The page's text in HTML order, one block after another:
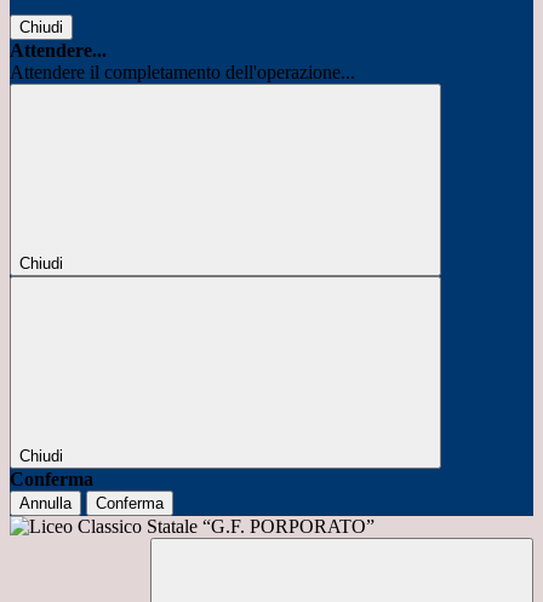
Chiudi
Attendere...
Attendere il completamento dell'operazione...
Chiudi
Chiudi
Conferma
Annulla Conferma